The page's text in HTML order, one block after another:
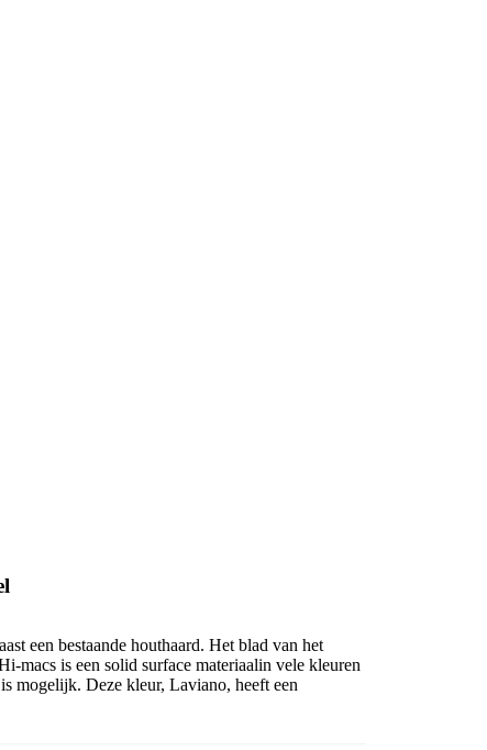
een bestaande houthaard. Het blad van het
macs is een solid surface materiaalin vele kleuren
mogelijk. Deze kleur, Laviano, heeft een